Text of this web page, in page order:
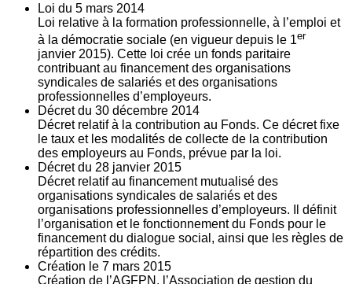
Loi du 5 mars 2014
Loi relative à la formation professionnelle, à l’emploi et
à la démocratie sociale (en vigueur depuis le 1er
janvier 2015). Cette loi crée un fonds paritaire
contribuant au financement des organisations
syndicales de salariés et des organisations
professionnelles d’employeurs.
Décret du 30 décembre 2014
Décret relatif à la contribution au Fonds. Ce décret fixe
le taux et les modalités de collecte de la contribution
des employeurs au Fonds, prévue par la loi.
Décret du 28 janvier 2015
Décret relatif au financement mutualisé des
organisations syndicales de salariés et des
organisations professionnelles d’employeurs. Il définit
l’organisation et le fonctionnement du Fonds pour le
financement du dialogue social, ainsi que les règles de
répartition des crédits.
Création le 7 mars 2015
Création de l’AGFPN, l’Association de gestion du